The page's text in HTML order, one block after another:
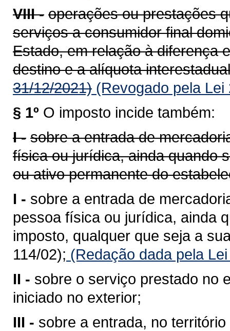
VIII - operações ou prestações
serviços a consumidor final
Estado, em relação à diferença
destino e a alíquota
31/12/2021) (Revogado pela
§ 1º O imposto incide também:
I - sobre a entrada de
física ou jurídica, ainda quando
ou ativo permanente do
I - sobre a entrada de
pessoa física ou jurídica, ainda
imposto, qualquer que seja a
114/02); (Redação dada pela
II - sobre o serviço prestado no
iniciado no exterior;
III - sobre a entrada, no